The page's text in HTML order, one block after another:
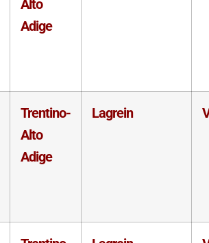
Alto
Adige
Trentino-
Alto
Adige
Lagrein